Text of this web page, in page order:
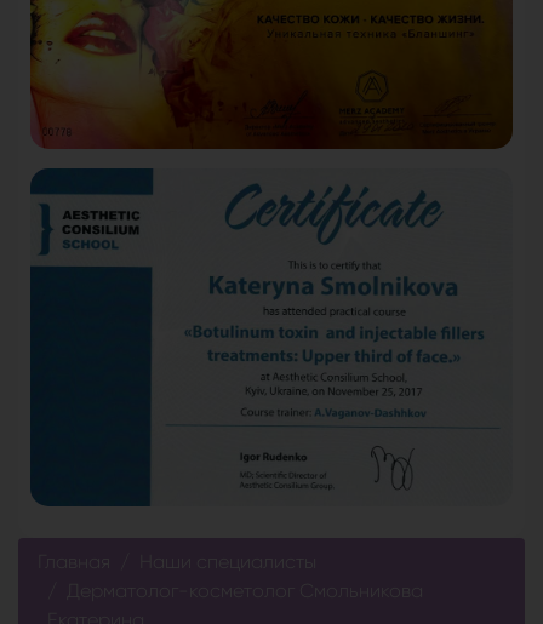
Главная
Наши специалисты
Дерматолог-косметолог Смольникова